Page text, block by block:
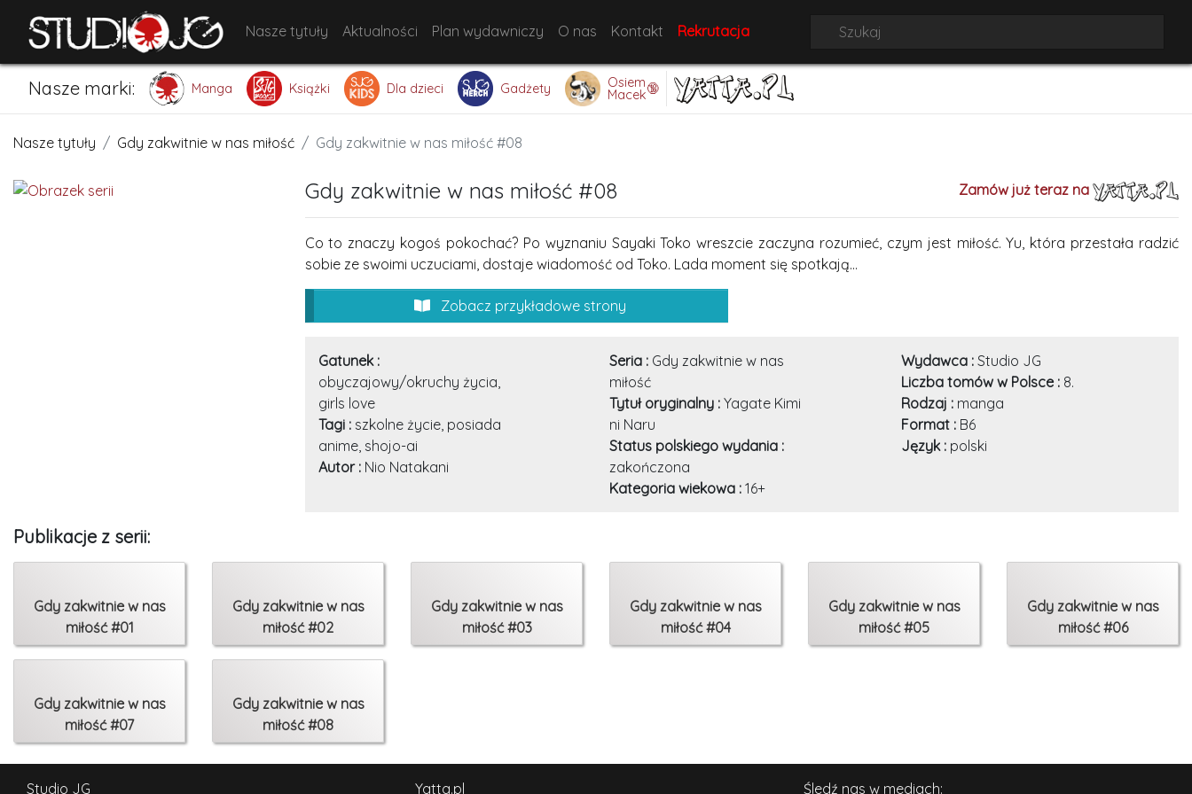
Nasze tytuły Aktualności Plan wydawniczy O nas Kontakt Rekrutacja
Nasze marki: Manga Książki Dla dzieci Gadżety Osiem
Macek🔞
Nasze tytuły Gdy zakwitnie w nas miłość Gdy zakwitnie w nas miłość #08
Gdy zakwitnie w nas miłość #08 Zamów już teraz na
Co to znaczy kogoś pokochać? Po wyznaniu Sayaki Toko wreszcie zaczyna rozumieć, czym jest miłość. Yu, która przestała radzić
sobie ze swoimi uczuciami, dostaje wiadomość od Toko. Lada moment się spotkają...
Zobacz przykładowe strony
Gatunek :
obyczajowy/okruchy życia,
girls love
Tagi : szkolne życie, posiada
anime, shojo-ai
Autor : Nio Natakani
Seria : Gdy zakwitnie w nas
miłość
Tytuł oryginalny : Yagate Kimi
ni Naru
Status polskiego wydania :
zakończona
Kategoria wiekowa : 16+
Wydawca : Studio JG
Liczba tomów w Polsce : 8.
Rodzaj : manga
Format : B6
Język : polski
Publikacje z serii:
Gdy zakwitnie w nas
miłość #01
Gdy zakwitnie w nas
miłość #02
Gdy zakwitnie w nas
miłość #03
Gdy zakwitnie w nas
miłość #04
Gdy zakwitnie w nas
miłość #05
Gdy zakwitnie w nas
miłość #06
Gdy zakwitnie w nas
miłość #07
Gdy zakwitnie w nas
miłość #08
Studio JG Yatta.pl Śledź nas w mediach: